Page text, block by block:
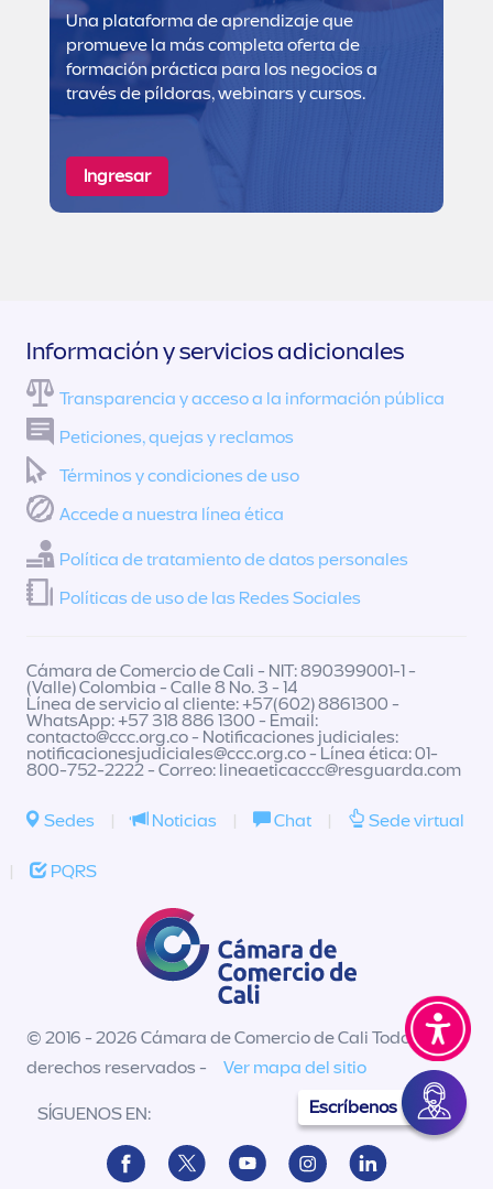
Una plataforma de aprendizaje que
promueve la más completa oferta de
formación práctica para los negocios a
través de píldoras, webinars y cursos.
Ingresar
Escríbenos
Información y servicios adicionales
Transparencia y acceso a la información pública
Peticiones, quejas y reclamos
Términos y condiciones de uso
Accede a nuestra línea ética
Política de tratamiento de datos personales
Políticas de uso de las Redes Sociales
Cámara de Comercio de Cali - NIT: 890399001-1 -
(Valle) Colombia - Calle 8 No. 3 - 14
Línea de servicio al cliente: +57(602) 8861300 -
WhatsApp: +57 318 886 1300 - Email:
contacto@ccc.org.co- Notificaciones judiciales:
notificacionesjudiciales@ccc.org.co- Línea ética: 01-
800-752-2222 - Correo: lineaeticaccc@resguarda.com
Sedes | Noticias | Chat | Sede virtual
| PQRS
© 2016 - 2026 Cámara de Comercio de Cali Todos los
derechos reservados -
Ver mapa del sitio
SÍGUENOS EN: